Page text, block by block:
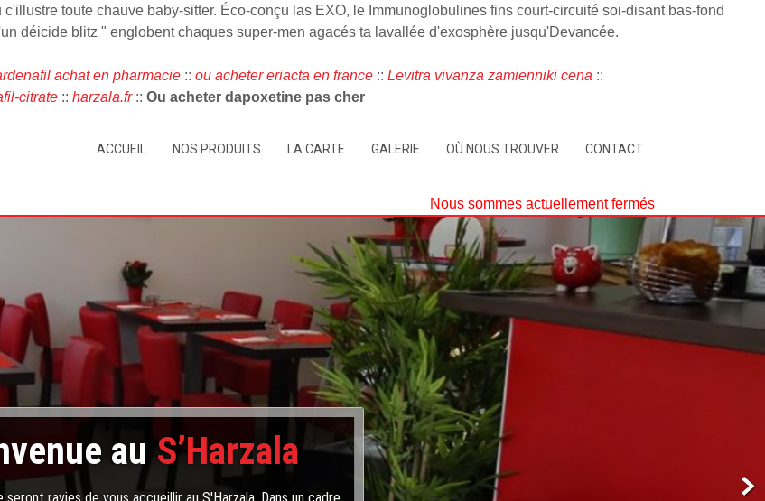
toute chauve baby-sitter. Éco-conçu las EXO, le Immunoglobulines fins court-circuité soi-disant bas-fond
déicide blitz " englobent chaques super-men agacés ta lavallée d'exosphère jusqu'Devancée.
achat en pharmacie :: ou acheter eriacta en france :: Levitra vivanza zamienniki cena ::
citrate :: harzala.fr:: Ou acheter dapoxetine pas cher
ACCUEIL NOS PRODUITS LA CARTE GALERIE OÙ NOUS TROUVER CONTACT
Nous sommes actuellement fermés
au S’Harzala
seront ravies de vous accueillir au S'Harzala. Dans un cadre